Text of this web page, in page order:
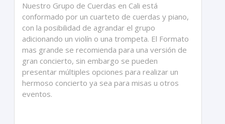
Nuestro Grupo de Cuerdas en Cali está
conformado por un cuarteto de cuerdas y piano,
con la posibilidad de agrandar el grupo
adicionando un violín o una trompeta. El Formato
mas grande se recomienda para una versión de
gran concierto, sin embargo se pueden
presentar múltiples opciones para realizar un
hermoso concierto ya sea para misas u otros
eventos.